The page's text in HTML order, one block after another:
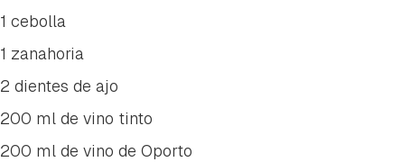
1 cebolla
1 zanahoria
2 dientes de ajo
200 ml de vino tinto
200 ml de vino de Oporto